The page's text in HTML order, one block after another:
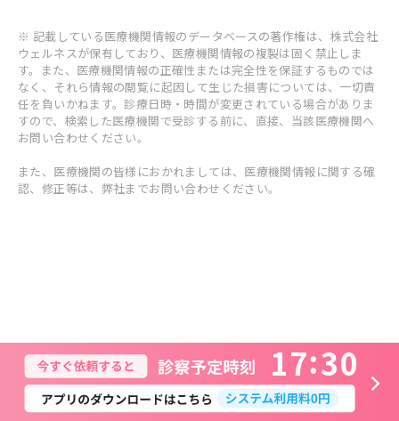
※ 記載している医療機関情報のデータベースの著作権は、株式会社
ウェルネスが保有しており、医療機関情報の複製は固く禁止しま
す。また、医療機関情報の正確性または完全性を保証するものでは
なく、それら情報の閲覧に起因して生じた損害については、一切責
任を負いかねます。診療日時・時間が変更されている場合がありま
すので、検索した医療機関で受診する前に、直接、当該医療機関へ
お問い合わせください。
また、医療機関の皆様におかれましては、医療機関情報に関する確
認、修正等は、弊社までお問い合わせください。
17 30